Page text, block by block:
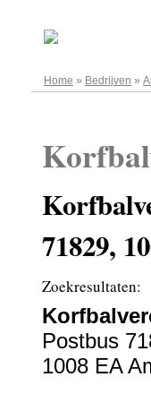
Home » Bedrijven »
71829,
Zoekresultaten:
Postbus
1008 EA